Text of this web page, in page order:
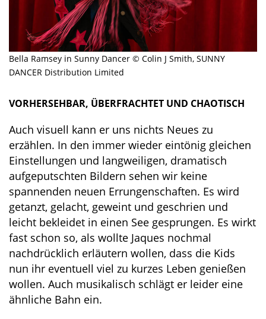
Bella Ramsey in Sunny Dancer © Colin J Smith, SUNNY
DANCER Distribution Limited
VORHERSEHBAR, ÜBERFRACHTET UND CHAOTISCH
Auch visuell kann er uns nichts Neues zu
erzählen. In den immer wieder eintönig gleichen
Einstellungen und langweiligen, dramatisch
aufgeputschten Bildern sehen wir keine
spannenden neuen Errungenschaften. Es wird
getanzt, gelacht, geweint und geschrien und
leicht bekleidet in einen See gesprungen. Es wirkt
fast schon so, als wollte Jaques nochmal
nachdrücklich erläutern wollen, dass die Kids
nun ihr eventuell viel zu kurzes Leben genießen
wollen. Auch musikalisch schlägt er leider eine
ähnliche Bahn ein.